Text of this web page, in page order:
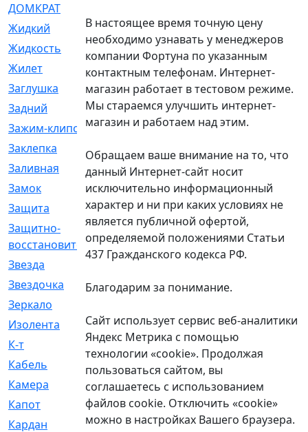
ДОМКРАТ
Жидкий
[5]
Жидкость
[80]
Жилет
[1]
Заглушка
[21]
Задний
[528]
Зажим-клипса
[1]
Заклепка
Заливная
[4]
Замок
[12]
Защита
[79]
Защитно-
восстановительный
[4]
Звезда
[1]
Звездочка
[5]
Зеркало
Изолента
[1]
К-т
[13]
Кабель
[50]
Камера
[4]
Капот
[144]
Кардан
[131]
В настоящее время точную цену
необходимо узнавать у менеджеров
компании Фортуна по указанным
контактным телефонам. Интернет-
магазин работает в тестовом режиме.
Мы стараемся улучшить интернет-
магазин и работаем над этим.
Обращаем ваше внимание на то, что
данный Интернет-сайт носит
исключительно информационный
характер и ни при каких условиях не
является публичной офертой,
определяемой положениями Статьи
437 Гражданского кодекса РФ.
Благодарим за понимание.
Сайт использует сервис веб-аналитики
Яндекс Метрика с помощью
технологии «cookie». Продолжая
пользоваться сайтом, вы
соглашаетесь с использованием
файлов cookie. Отключить «cookie»
можно в настройках Вашего браузера.